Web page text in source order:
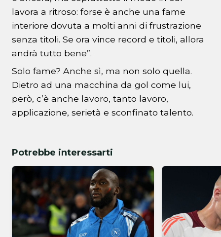
lavora a ritroso: forse è anche una fame
interiore dovuta a molti anni di frustrazione
senza titoli. Se ora vince record e titoli, allora
andrà tutto bene”.
Solo fame? Anche sì, ma non solo quella.
Dietro ad una macchina da gol come lui,
però, c’è anche lavoro, tanto lavoro,
applicazione, serietà e sconfinato talento.
Potrebbe interessarti